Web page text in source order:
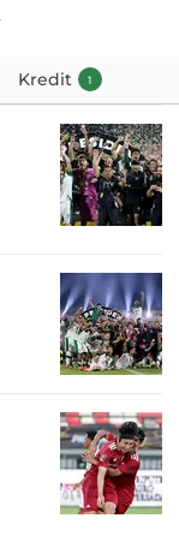
Kredit 1